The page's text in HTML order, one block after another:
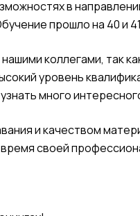
в
прошло на 40 и
коллегами, так
уровень
много
и качеством
своей